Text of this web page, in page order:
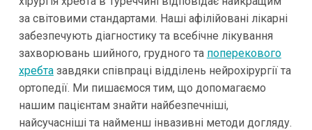
за світовими стандартами. Наші афілійовані лікарні
забезпечують діагностику та всебічне лікування
захворювань шийного, грудного та поперекового
хребтазавдяки співпраці відділень нейрохірургії та
ортопедії. Ми пишаємося тим, що допомагаємо
нашим пацієнтам знайти найбезпечніші,
найсучасніші та найменш інвазивні методи догляду.